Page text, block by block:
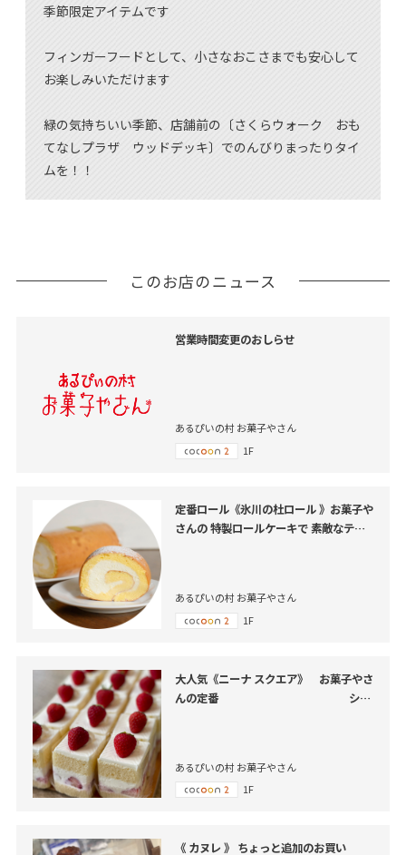
季節限定アイテムです
フィンガーフードとして、小さなおこさまでも安心して
お楽しみいただけます
緑の気持ちいい季節、店舗前の〔さくらウォーク おも
てなしプラザ ウッドデッキ〕でのんびりまったりタイ
ムを！！
このお店のニュース
営業時間変更のおしらせ
あるぴいの村 お菓子やさん
1F
定番ロール《氷川の杜ロール 》お菓子や
さんの 特製ロールケーキで 素敵なティ
あるぴいの村 お菓子やさん
1F
大人気《ニーナ スクエア》 お菓子やさ
んの定番 ショ
あるぴいの村 お菓子やさん
1F
《 カヌレ 》 ちょっと追加のお買い